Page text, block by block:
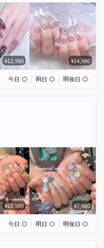
¥12,980 ¥14,980
今日 ◎ 明日 ◎ 明後日 ◎
¥10,980 ¥7,980
今日 ◎ 明日 ◎ 明後日 ◎